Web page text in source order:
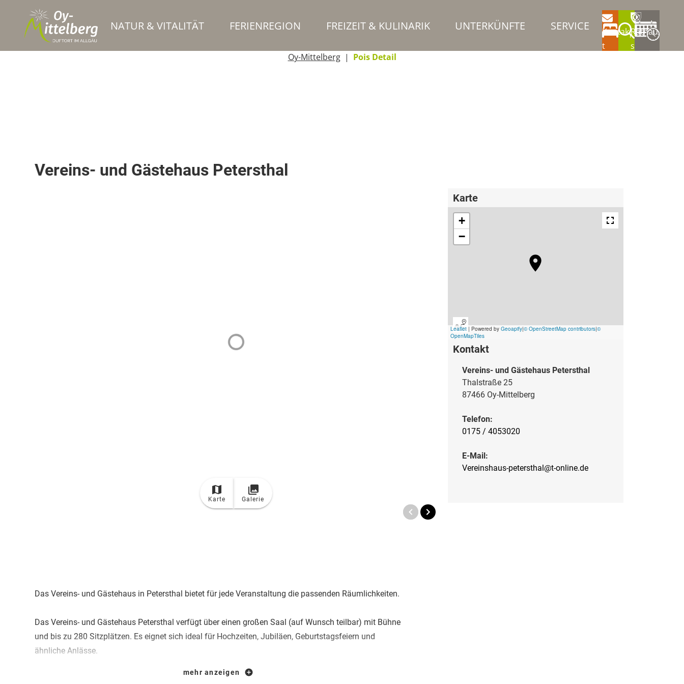
NATUR & VITALITÄT FERIENREGION FREIZEIT & KULINARIK UNTERKÜNFTE SERVICE
Kontak
t
Rathau
s
Oy-Mittelberg
Pois Detail
Vereins- und Gästehaus Petersthal
Karte Galerie
Das Vereins- und Gästehaus in Petersthal bietet für jede Veranstaltung die passenden Räumlichkeiten.
Das Vereins- und Gästehaus Petersthal verfügt über einen großen Saal (auf Wunsch teilbar) mit Bühne
und bis zu 280 Sitzplätzen. Es eignet sich ideal für Hochzeiten, Jubiläen, Geburtstagsfeiern und
ähnliche Anlässe.
mehr anzeigen
Karte
Kontakt
Vereins- und Gästehaus Petersthal
Thalstraße 25
87466 Oy-Mittelberg
Telefon:
0175 / 4053020
E-Mail:
Vereinshaus-petersthal@t-online.de